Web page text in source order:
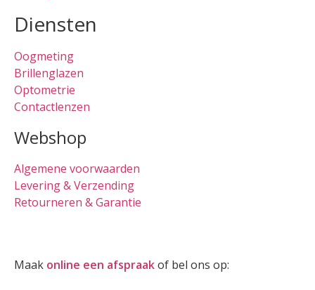
Diensten
Oogmeting
Brillenglazen
Optometrie
Contactlenzen
Webshop
Algemene voorwaarden
Levering & Verzending
Retourneren & Garantie
Maak online een afspraakof bel ons op: